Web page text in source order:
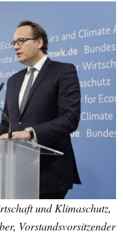
und Klimaschutz,
Vorstandsvorsitzender